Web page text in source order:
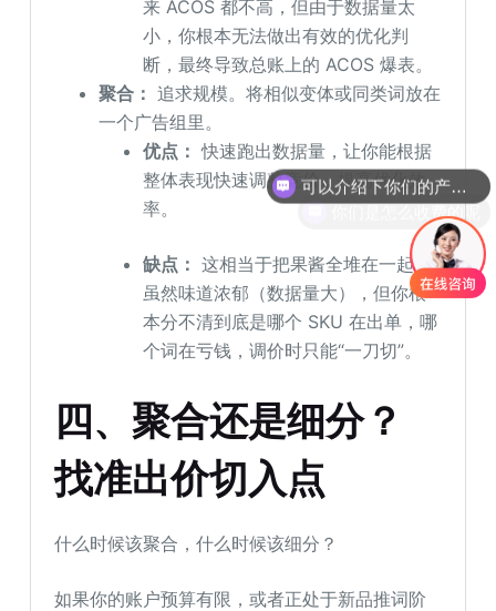
来 ACOS 都不高，但由于数据量太
小，你根本无法做出有效的优化判
断，最终导致总账上的 ACOS 爆表。
聚合： 追求规模。将相似变体或同类词放在
一个广告组里。
优点： 快速跑出数据量，让你能根据
整体表现快速调整竞价，提高优化效
率。
缺点： 这相当于把果酱全堆在一起，
虽然味道浓郁（数据量大），但你根
本分不清到底是哪个 SKU 在出单，哪
个词在亏钱，调价时只能“一刀切”。
四、聚合还是细分？
找准出价切入点
什么时候该聚合，什么时候该细分？
如果你的账户预算有限，或者正处于新品推词阶
你们是怎么收费的呢